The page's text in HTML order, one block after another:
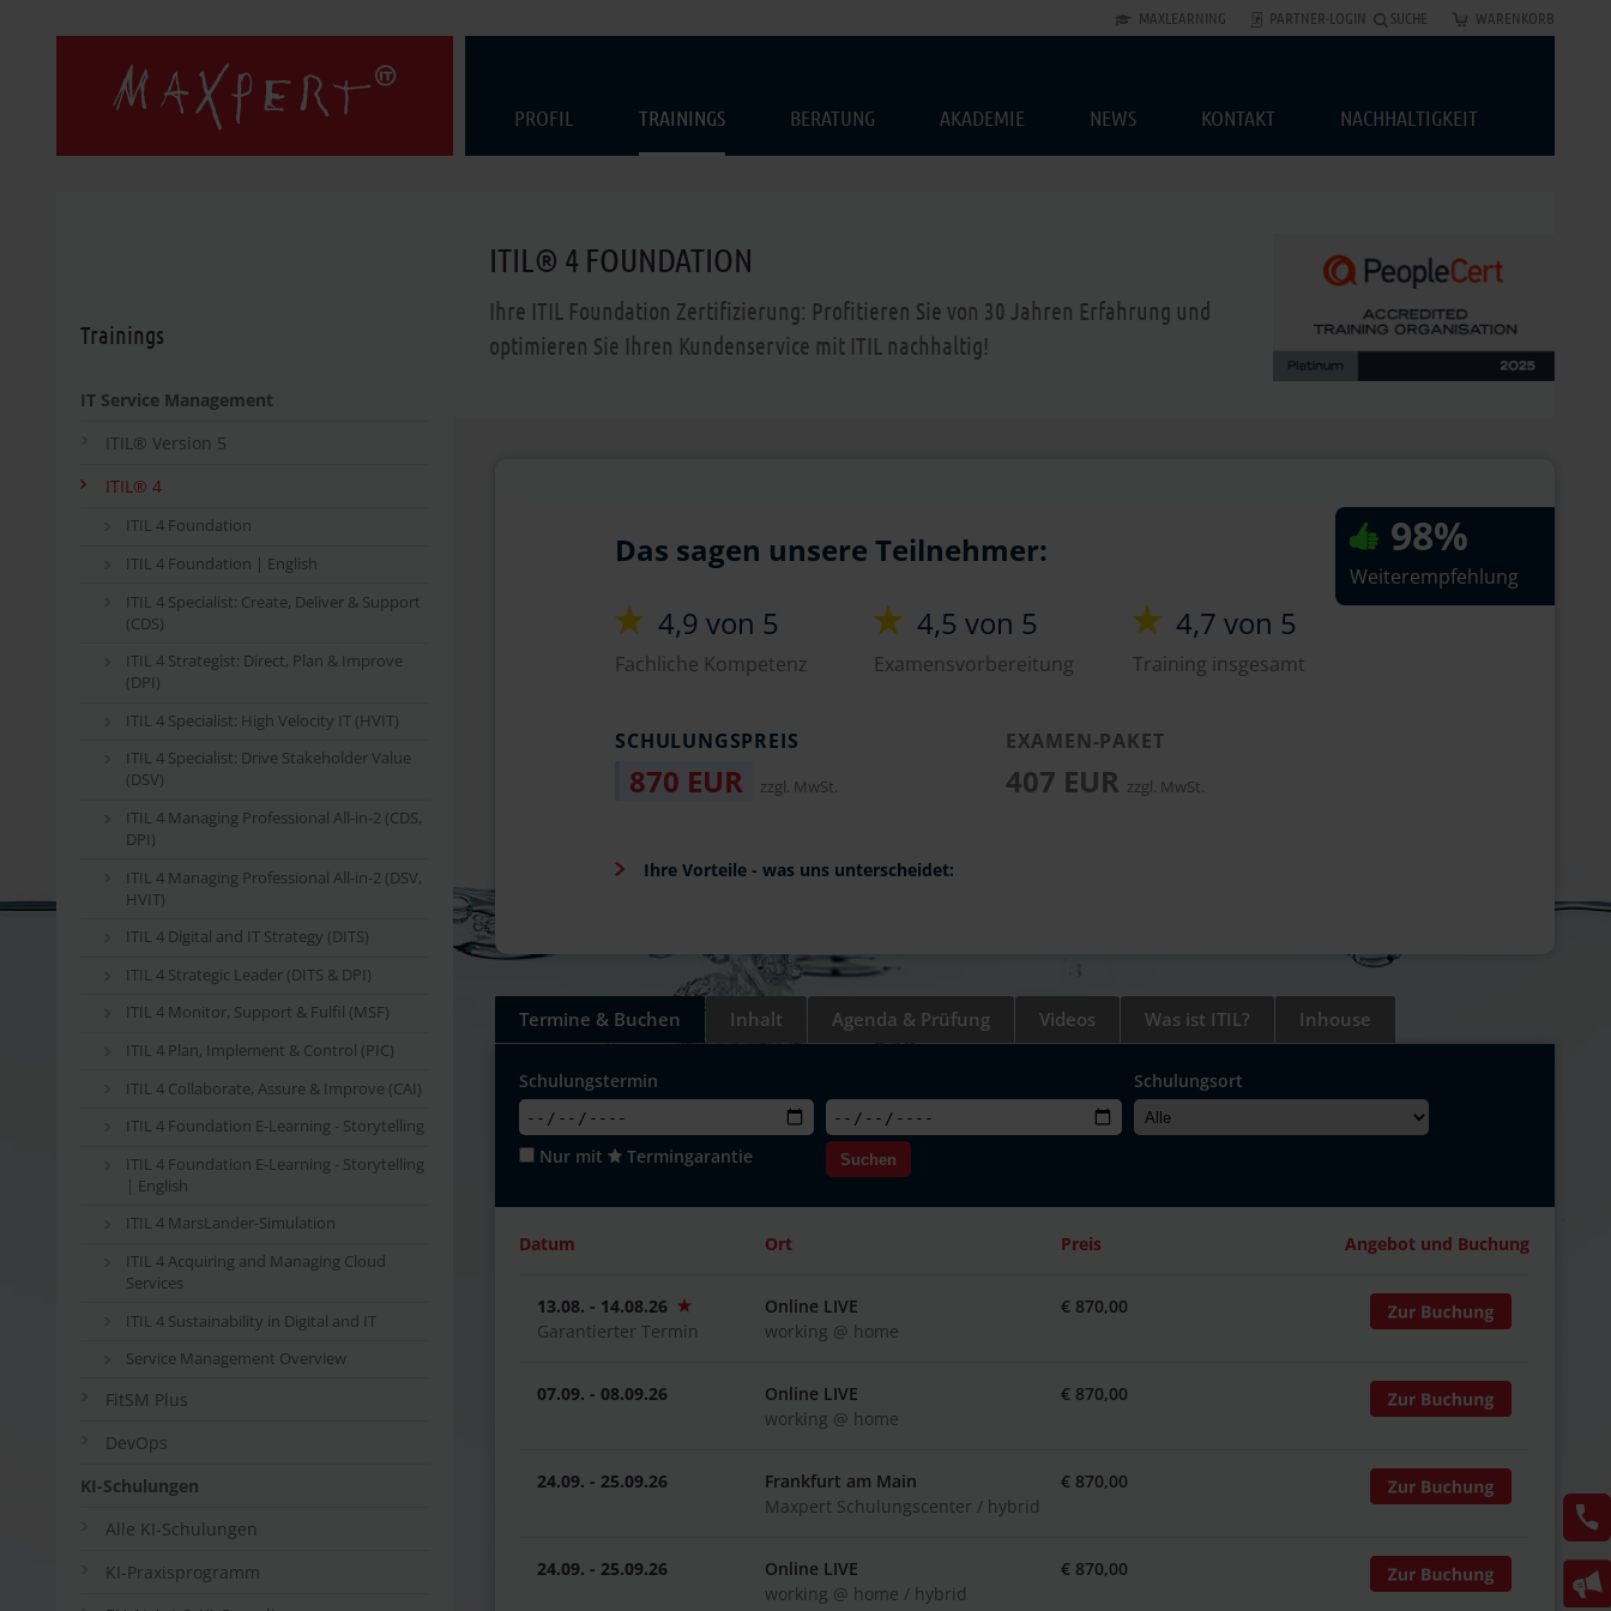
MAXLEARNING PARTNER-LOGIN SUCHE WARENKORB
PROFIL TRAININGS BERATUNG AKADEMIE NEWS KONTAKT NACHHALTIGKEIT
Trainings
IT Service Management
ITIL® Version 5
ITIL® 4
ITIL 4 Foundation
ITIL 4 Foundation | English
ITIL 4 Specialist: Create, Deliver & Support
(CDS)
ITIL 4 Strategist: Direct, Plan & Improve
(DPI)
ITIL 4 Specialist: High Velocity IT (HVIT)
ITIL 4 Specialist: Drive Stakeholder Value
(DSV)
ITIL 4 Managing Professional All-in-2 (CDS,
DPI)
ITIL 4 Managing Professional All-in-2 (DSV,
HVIT)
ITIL 4 Digital and IT Strategy (DITS)
ITIL 4 Strategic Leader (DITS & DPI)
ITIL 4 Monitor, Support & Fulfil (MSF)
ITIL 4 Plan, Implement & Control (PIC)
ITIL 4 Collaborate, Assure & Improve (CAI)
ITIL 4 Foundation E-Learning - Storytelling
ITIL 4 Foundation E-Learning - Storytelling
| English
ITIL 4 MarsLander-Simulation
ITIL 4 Acquiring and Managing Cloud
Services
ITIL 4 Sustainability in Digital and IT
Service Management Overview
FitSM Plus
DevOps
KI-Schulungen
Alle KI-Schulungen
KI-Praxisprogramm
ITIL® 4 FOUNDATION
Ihre ITIL Foundation Zertifizierung: Profitieren Sie von 30 Jahren Erfahrung und
optimieren Sie Ihren Kundenservice mit ITIL nachhaltig!
98%
Weiterempfehlung
Das sagen unsere Teilnehmer:
4,9 von 5
Fachliche Kompetenz
4,5 von 5
Examensvorbereitung
4,7 von 5
Training insgesamt
SCHULUNGSPREIS
870 EUR zzgl. MwSt.
EXAMEN-PAKET
407 EUR zzgl. MwSt.
Ihre Vorteile - was uns unterscheidet:
Termine & Buchen Inhalt Agenda & Prüfung Videos Was ist ITIL? Inhouse
Schulungstermin Schulungsort
Nur mit Termingarantie Suchen
Datum Ort Preis Angebot und Buchung
13.08. - 14.08.26
Garantierter Termin
Online LIVE
working @ home
€ 870,00
07.09. - 08.09.26
Online LIVE
working @ home
€ 870,00
24.09. - 25.09.26
Frankfurt am Main
Maxpert Schulungscenter / hybrid
€ 870,00
24.09. - 25.09.26
Online LIVE
working @ home / hybrid
€ 870,00